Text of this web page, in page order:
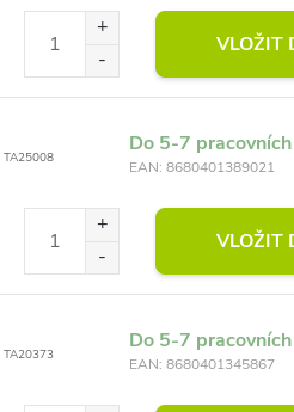
VLOŽIT
TA25008
Do 5-7
EAN: 8680401389021
VLOŽIT
TA20373
Do 5-7
EAN: 8680401345867